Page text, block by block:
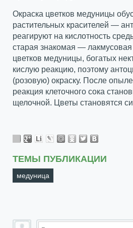
Окраска цветков медуницы
растительных красителей —
реагируют на кислотность
старая знакомая —
цветков медуницы, богатых
кислую реакцию, поэтому
(розовую) окраску. После
реакция клеточного сока
щелочной. Цветы становятся
ТЕМЫ ПУБЛИКАЦИИ
медуница